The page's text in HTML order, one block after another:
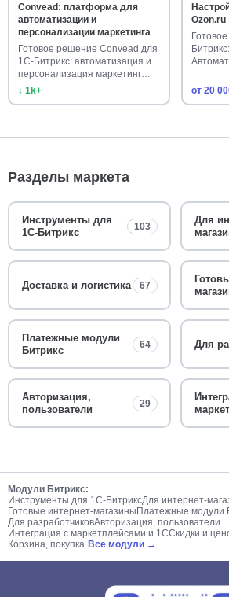
Convead: платформа для
автоматизации и
персонализации маркетинга
Готовое решение Convead для
1С-Битрикс: автоматизация и
персонализация маркетинг…
↓ 1k+
Ozon.ru
от 20
Разделы маркета
Инструменты для
1С-Битрикс
103
Для
Доставка и логистика 67
Платежные модули
Битрикс
64 Для
Авторизация,
пользователи
29
Модули Битрикс:
Инструменты для 1С-БитриксДля интернет-
Готовые интернет-магазины Платежные модули
Для разработчиковАвторизация, пользователи
Интеграция с маркетплейсами и 1ССкидки и
Корзина, покупка Все модули →